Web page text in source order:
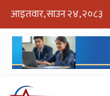
आइतवार, साउन २४, २०८३